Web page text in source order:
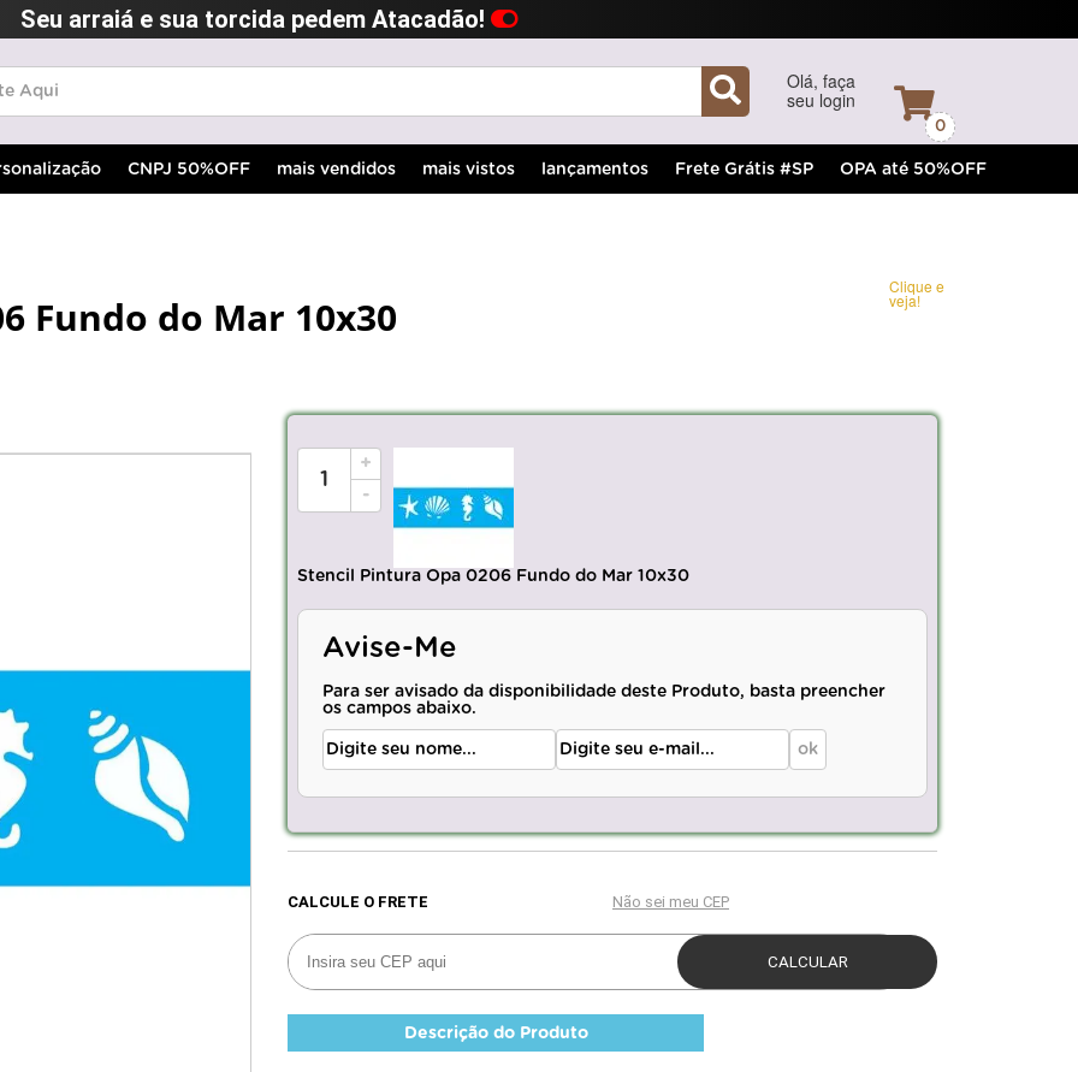
Seu arraiá e sua torcida pedem Atacadão!
Olá, faça
seu login
0
CNPJ 50%OFF mais vendidos mais vistos lançamentos Frete Grátis #SP OPA até 50%OFF
Fundo do Mar 10x30
Clique e
veja!
+
-
Stencil Pintura Opa 0206 Fundo do Mar 10x30
Avise-Me
Para ser avisado da disponibilidade deste Produto, basta preencher
os campos abaixo.
Descrição do Produto